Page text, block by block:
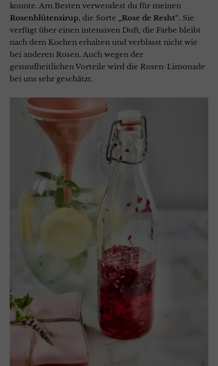
konnte. Am Besten verwendest du für meinen
Rosenblütensirup, die Sorte „Rose de Resht“. Sie
verfügt über einen intensiven Duft, die Farbe bleibt
nach dem Kochen erhalten und verblasst nicht wie
bei anderen Rosen. Auch wegen der
gesundheitlichen Vorteile wird die Rosen-Limonade
bei uns sehr geschätzt.